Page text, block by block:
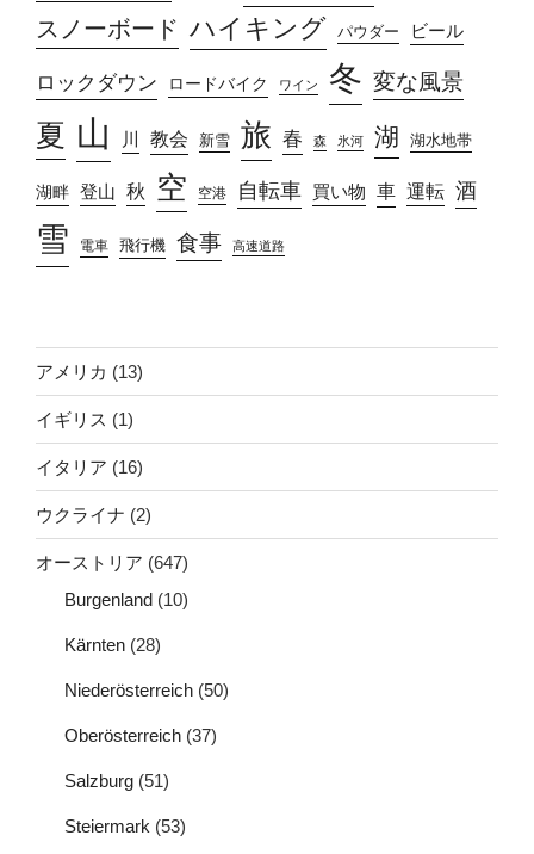
スノーボード ハイキング パウダー ビール
ロックダウン ロードバイク ワイン 冬 変な風景
夏 山 川 教会 新雪 旅 春 森 氷河 湖 湖水地帯
湖畔 登山 秋 空 空港 自転車 買い物 車 運転 酒
雪 電車 飛行機 食事 高速道路
アメリカ (13)
イギリス (1)
イタリア (16)
ウクライナ (2)
オーストリア (647)
Burgenland (10)
Kärnten (28)
Niederösterreich (50)
Oberösterreich (37)
Salzburg (51)
Steiermark (53)